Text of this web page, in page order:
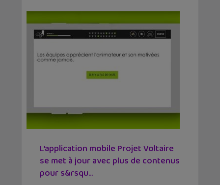
L’application mobile Projet Voltaire
se met à jour avec plus de contenus
pour s&rsqu...